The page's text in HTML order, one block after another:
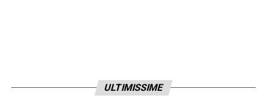
ULTIMISSIME